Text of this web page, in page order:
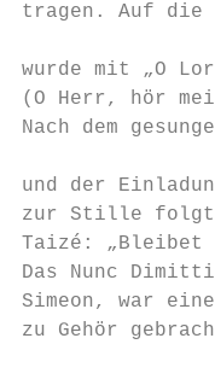
tragen. Auf
wurde mit „O
(O Herr, hör
Nach dem
und der
zur Stille
Taizé:
Das Nunc
Simeon, war
zu Gehör